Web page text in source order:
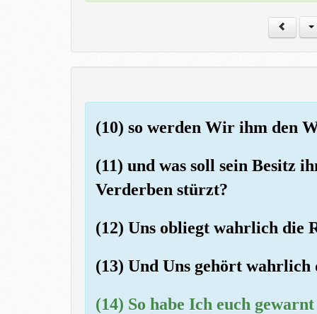
(10) so werden Wir ihm den
(11) und was soll sein Besitz
Verderben stürzt?
(12) Uns obliegt wahrlich die
(13) Und Uns gehört wahrlich
(14) So habe Ich euch